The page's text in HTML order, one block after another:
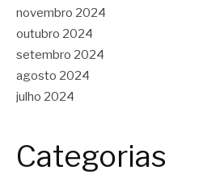
novembro 2024
outubro 2024
setembro 2024
agosto 2024
julho 2024
Categorias